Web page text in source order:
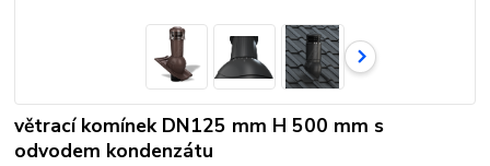
větrací komínek DN125 mm H 500 mm s
odvodem kondenzátu